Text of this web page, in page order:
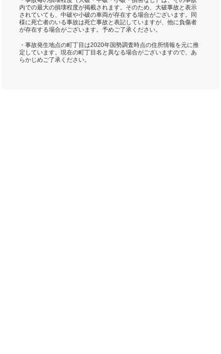
内での最大の損壊程度が掲載されます。そのため、大破事故と表示
されていても、中破や小破の車両が存在する場合がございます。同
様に死亡者のいる事故は死亡事故と表記していますが、他に負傷者
が存在する場合がございます。予めご了承ください。
・事故発生地点の町丁目は2020年国勢調査時点の住所情報を元に推
定しています。現在の町丁目名と異なる場合がございますので、あ
らかじめご了承ください。